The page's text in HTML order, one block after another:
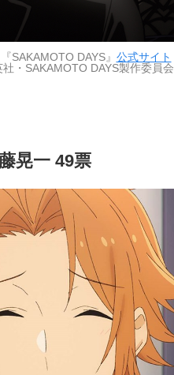
SAKAMOTO DAYS』 公式サイト
・SAKAMOTO DAYS製作委員会
晃一 49票